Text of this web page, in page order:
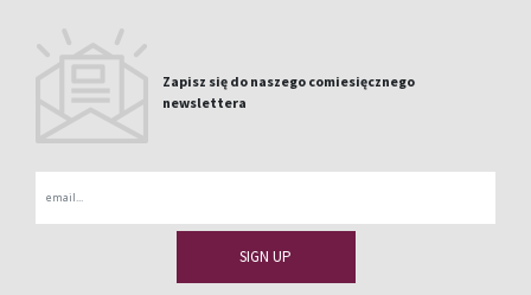
Zapisz się do naszego comiesięcznego
newslettera